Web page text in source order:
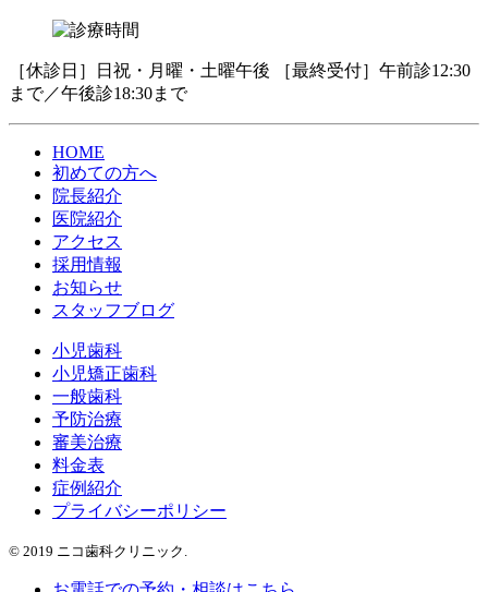
［休診日］日祝・月曜・土曜午後 ［最終受付］午前診12:30
まで／午後診18:30まで
HOME
初めての方へ
院長紹介
医院紹介
アクセス
採用情報
お知らせ
スタッフブログ
小児歯科
小児矯正歯科
一般歯科
予防治療
審美治療
料金表
症例紹介
プライバシーポリシー
© 2019 ニコ歯科クリニック.